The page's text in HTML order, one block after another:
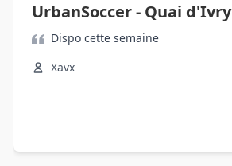
UrbanSoccer - Quai d'Ivry
Dispo cette semaine
Xavx